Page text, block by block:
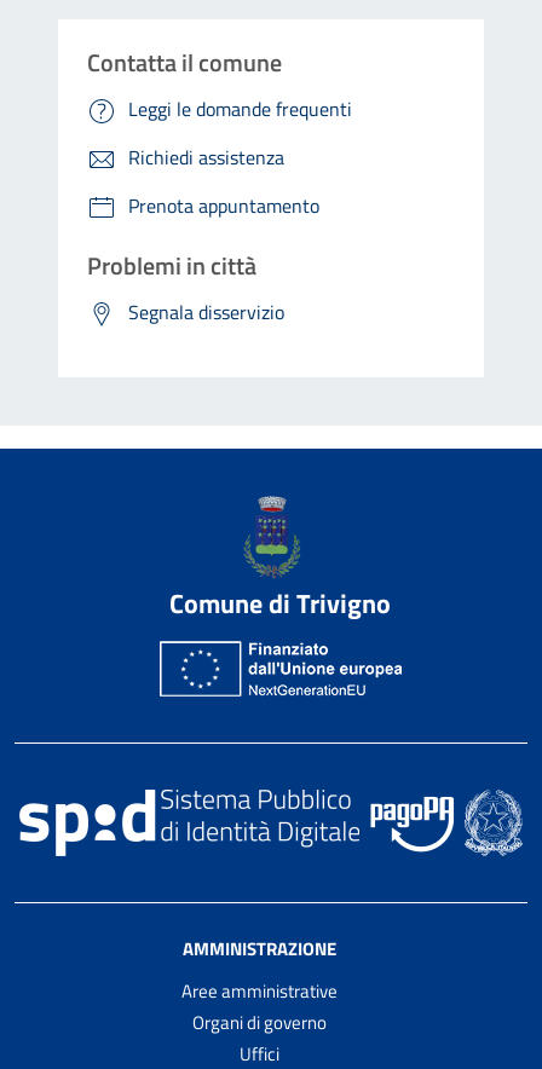
Contatta il comune
Leggi le domande frequenti
Richiedi assistenza
Prenota appuntamento
Problemi in città
Segnala disservizio
Comune di Trivigno
AMMINISTRAZIONE
Aree amministrative
Organi di governo
Uffici